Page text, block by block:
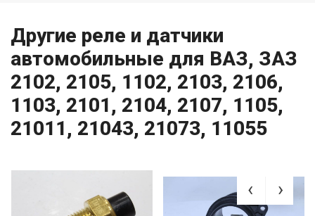
Другие реле и датчики
автомобильные для ВАЗ, ЗАЗ
2102, 2105, 1102, 2103, 2106,
1103, 2101, 2104, 2107, 1105,
21011, 21043, 21073, 11055